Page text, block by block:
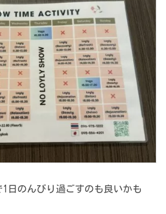
日のんびり過ごすのも良いかも